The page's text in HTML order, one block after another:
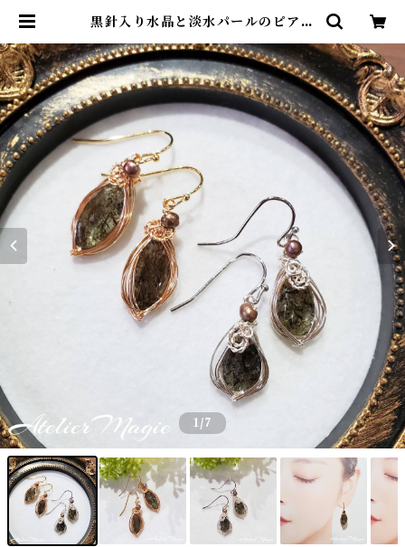
黒針入り水晶と淡水パールのピアス
1 /7